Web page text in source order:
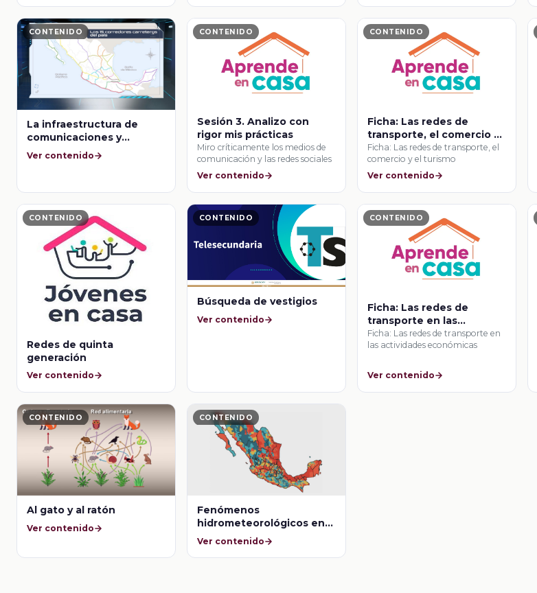
CONTENIDO
La infraestructura de
comunicaciones y
transportes en México
Ver contenido
CONTENIDO
Sesión 3. Analizo con
rigor mis prácticas
Miro críticamente los medios de
comunicación y las redes sociales
Ver contenido
CONTENIDO
Ficha: Las redes de
transporte, el comercio y
el turismo
Ficha: Las redes de transporte, el
comercio y el turismo
Ver contenido
CONTENIDO
Redes de quinta
generación
Ver contenido
CONTENIDO
Búsqueda de vestigios
Ver contenido
CONTENIDO
Ficha: Las redes de
transporte en las
actividades económicas
Ficha: Las redes de transporte en
las actividades económicas
Ver contenido
CONTENIDO
Al gato y al ratón
Ver contenido
CONTENIDO
Fenómenos
hidrometeorológicos en
México
Ver contenido